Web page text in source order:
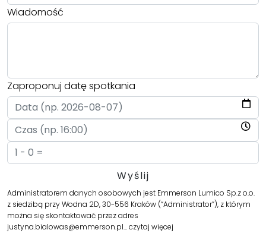
Wiadomość
Zaproponuj datę spotkania
Administratorem danych osobowych jest Emmerson Lumico Sp.z o.o.
z siedzibą przy Wodna 2D, 30-556 Kraków (“Administrator”), z którym
można się skontaktować przez adres
justyna.bialowas@emmerson.pl…czytaj więcej